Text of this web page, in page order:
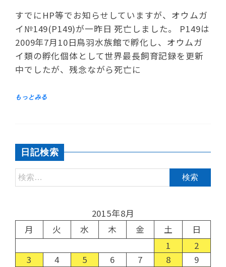
すでにHP等でお知らせしていますが、オウムガ
イ№149(P149)が一昨日 死亡しました。 P149は
2009年7月10日鳥羽水族館で孵化し、オウムガ
イ類の孵化個体として世界最長飼育記録を更新
中でしたが、残念ながら死亡に
日記検索
2015年8月
月
火 水 木 金 土
日
1
2
3
4 5 6 7 8
9